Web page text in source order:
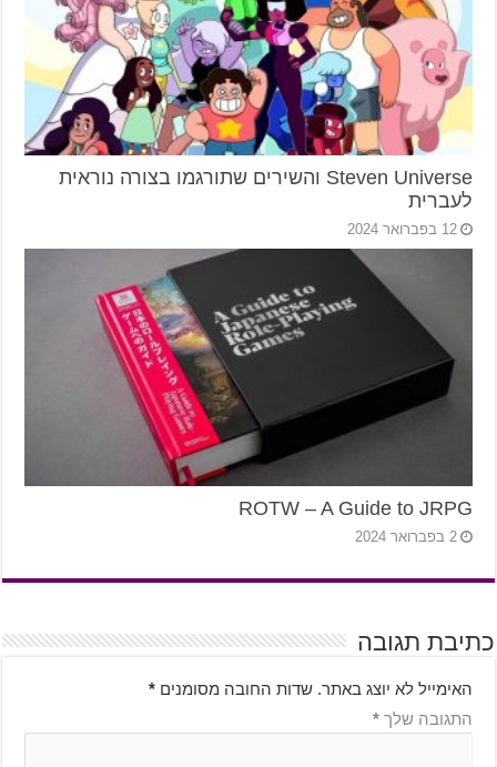
Steven Universe והשירים שתורגמו בצורה נוראית
לעברית
12 בפברואר 2024
ROTW – A Guide to JRPG
2 בפברואר 2024
כתיבת תגובה
האימייל לא יוצג באתר. שדות החובה מסומנים *
התגובה שלך *